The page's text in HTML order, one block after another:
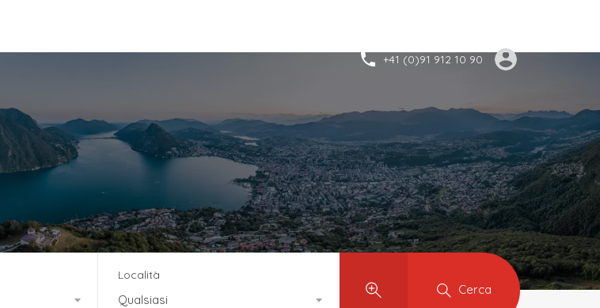
+41 (0)91 912 10 90
Località
Qualsiasi
Cerca